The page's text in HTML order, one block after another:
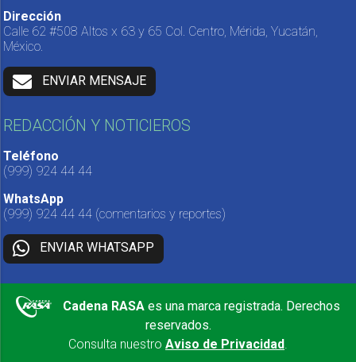
Dirección
Calle 62 #508 Altos x 63 y 65 Col. Centro, Mérida, Yucatán,
México.
ENVIAR MENSAJE
REDACCIÓN Y NOTICIEROS
Teléfono
(999) 924 44 44
WhatsApp
(999) 924 44 44 (comentarios y reportes)
ENVIAR WHATSAPP
Cadena RASA es una marca registrada. Derechos
reservados.
Consulta nuestro Aviso de Privacidad.